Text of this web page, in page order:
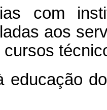
com
aos
educação